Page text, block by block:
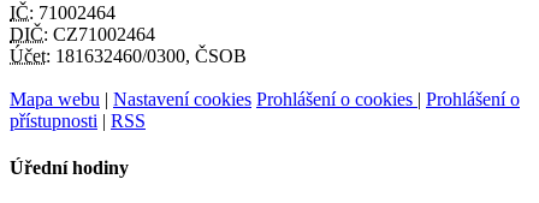
IČ: 71002464
DIČ: CZ71002464
Účet: 181632460/0300, ČSOB
Mapa webu | Nastavení cookies Prohlášení o cookies | Prohlášení o
přístupnosti | RSS
Úřední hodiny